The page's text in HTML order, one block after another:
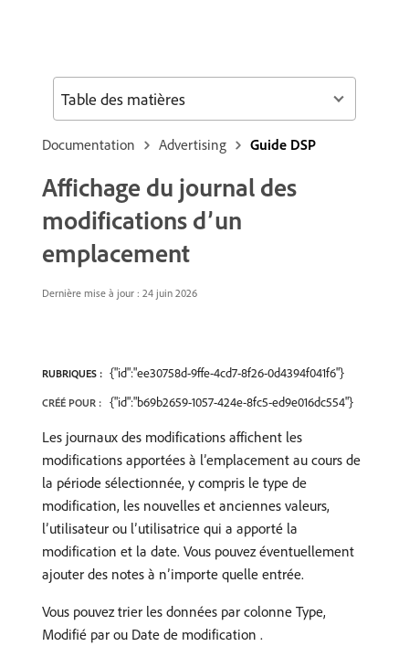
Documentation Advertising Guide DSP
Affichage du journal des
modifications d’un
emplacement
Dernière mise à jour : 24 juin 2026
RUBRIQUES : {"id":"ee30758d-9ffe-4cd7-8f26-0d4394f041f6"}
CRÉÉ POUR : {"id":"b69b2659-1057-424e-8fc5-ed9e016dc554"}
Les journaux des modifications affichent les
modifications apportées à l’emplacement au cours de
la période sélectionnée, y compris le type de
modification, les nouvelles et anciennes valeurs,
l’utilisateur ou l’utilisatrice qui a apporté la
modification et la date. Vous pouvez éventuellement
ajouter des notes à n’importe quelle entrée.
Vous pouvez trier les données par colonne Type,
Modifié par ou Date de modification .
Table des matières